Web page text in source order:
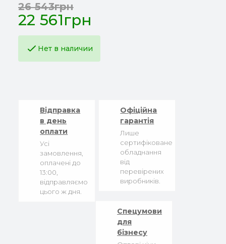
22 561грн
26 543грн
Нет в наличии
Відправка
в день
оплати
Усі
замовлення,
оплачені до
13:00,
відправляємо
цього ж дня.
Офіційна
гарантія
Лише
сертифіковане
обладнання
від
перевірених
виробників.
Спецумови
для
бізнесу